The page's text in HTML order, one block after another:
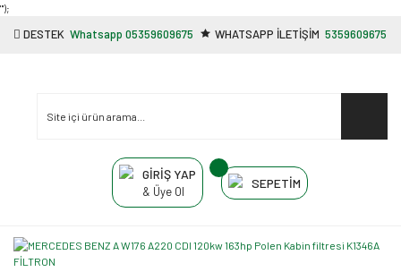
"');
DESTEK Whatsapp 05359609675 WHATSAPP İLETİŞİM 5359609675
GİRİŞ YAP
& Üye Ol
SEPETİM